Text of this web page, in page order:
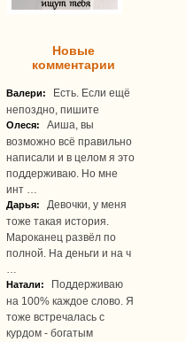
Новые
комментарии
Валери: Есть. Если ещё
непоздно, пишите
Олеся:
Аиша, вы
возможно всё правильно
написали и в целом я это
поддерживаю. Но мне
инт …
Дарья:
Девочки, у меня
тоже такая история.
Мароканец развёл по
полной. На деньги и на ч
Натали:
Поддерживаю
на 100% каждое слово. Я
тоже встречалась с
курдом - богатым